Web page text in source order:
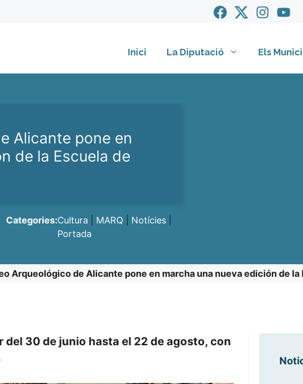
Inici La Diputació Els
Alicante pone en
de la Escuela de
Categories:Cultura MARQ Notícies
Portada
Arqueológico de Alicante pone en marcha una nueva edición de la
del 30 de junio hasta el 22 de agosto, con